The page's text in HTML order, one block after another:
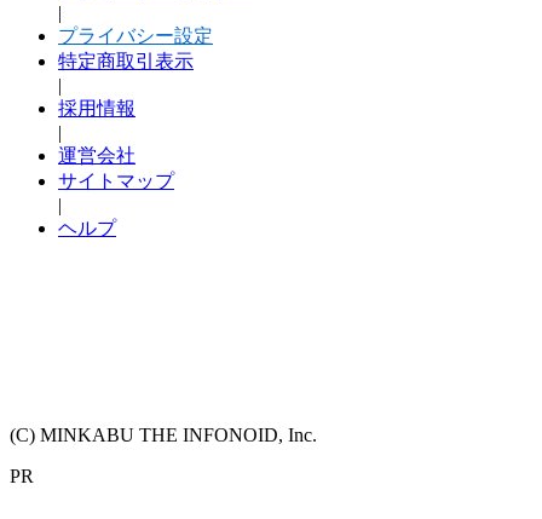
|
プライバシー設定
特定商取引表示
|
採用情報
|
運営会社
サイトマップ
|
ヘルプ
(C) MINKABU THE INFONOID, Inc.
PR